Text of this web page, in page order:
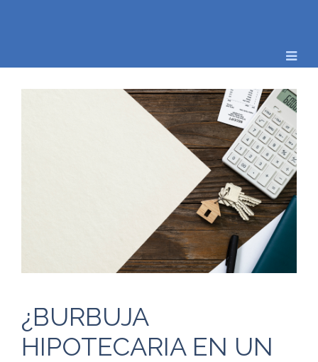
¿BURBUJA
HIPOTECARIA EN UN